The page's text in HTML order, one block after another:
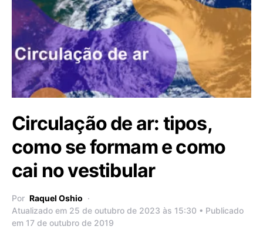
Circulação de ar: tipos,
como se formam e como
cai no vestibular
Por Raquel Oshio
Atualizado em 25 de outubro de 2023 às 15:30 • Publicado
em 17 de outubro de 2019